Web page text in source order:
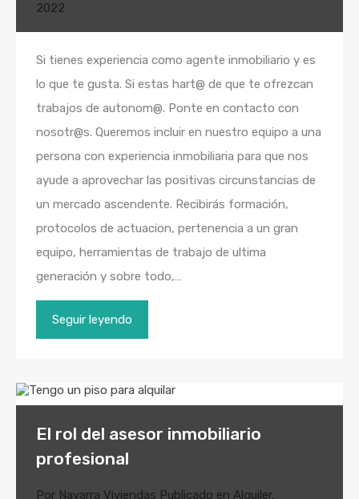
2022
Si tienes experiencia como agente inmobiliario y es
lo que te gusta. Si estas hart@ de que te ofrezcan
trabajos de autonom@. Ponte en contacto con
nosotr@s. Queremos incluir en nuestro equipo a una
persona con experiencia inmobiliaria para que nos
ayude a aprovechar las positivas circunstancias de
un mercado ascendente. Recibirás formación,
protocolos de actuacion, pertenencia a un gran
equipo, herramientas de trabajo de ultima
generación y sobre todo,…
Seguir leyendo
El rol del asesor inmobiliario
profesional
Por Navarra Viviendas Publicado en Alquiler,